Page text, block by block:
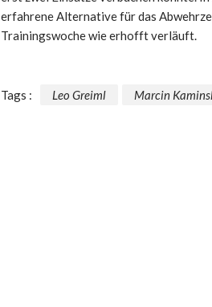
erfahrene Alternative für das
Trainingswoche wie erhofft verläuft.
Tags : Leo Greiml Marcin